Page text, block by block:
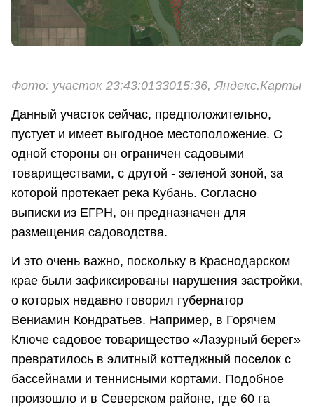
Фото: участок 23:43:0133015:36, Яндекс.Карты
Данный участок сейчас, предположительно,
пустует и имеет выгодное местоположение. С
одной стороны он ограничен садовыми
товариществами, с другой - зеленой зоной, за
которой протекает река Кубань. Согласно
выписки из ЕГРН, он предназначен для
размещения садоводства.
И это очень важно, поскольку в Краснодарском
крае были зафиксированы нарушения застройки,
о которых недавно говорил губернатор
Вениамин Кондратьев. Например, в Горячем
Ключе садовое товарищество «Лазурный берег»
превратилось в элитный коттеджный поселок с
бассейнами и теннисными кортами. Подобное
произошло и в Северском районе, где 60 га